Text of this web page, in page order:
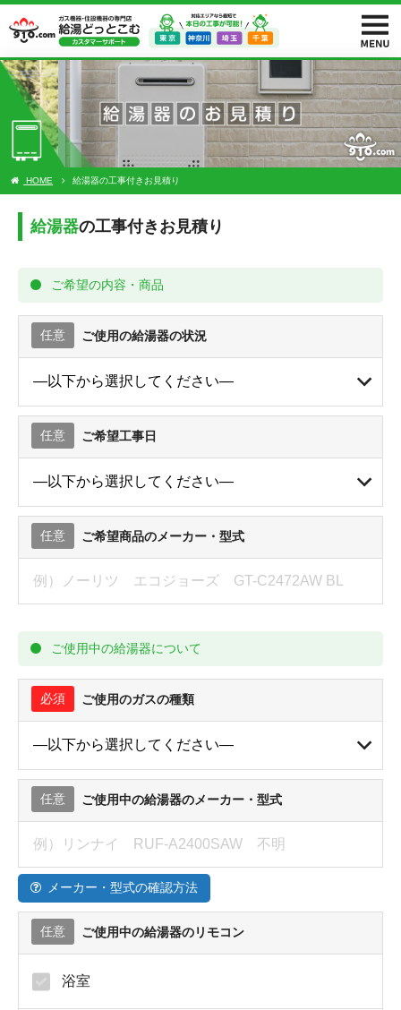
HOME 給湯器の工事付きお見積り
給湯器の工事付きお見積り
ご希望の内容・商品
任意 ご使用の給湯器の状況
任意 ご希望工事日
任意 ご希望商品のメーカー・型式
ご使用中の給湯器について
必須 ご使用のガスの種類
任意 ご使用中の給湯器のメーカー・型式
メーカー・型式の確認方法
任意 ご使用中の給湯器のリモコン
浴室